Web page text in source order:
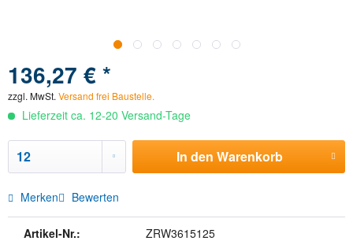
136,27 € *
zzgl. MwSt. Versand frei Baustelle.
Lieferzeit ca. 12-20 Versand-Tage
In den Warenkorb
Merken Bewerten
Artikel-Nr.: ZRW3615125